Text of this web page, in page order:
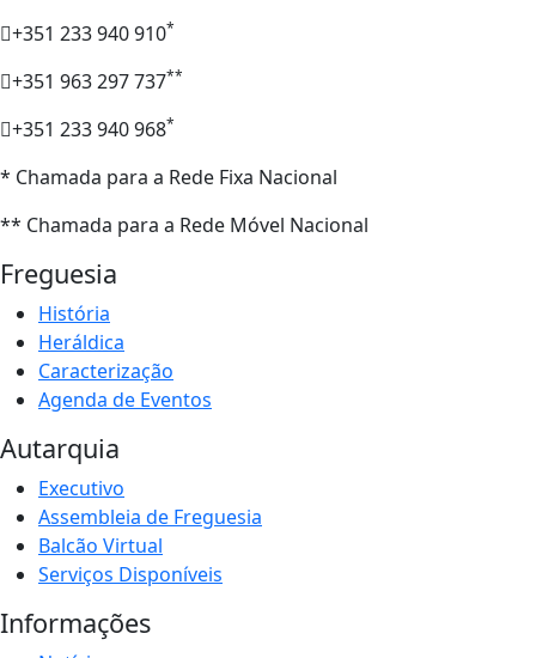
+351 233 940 910*
+351 963 297 737**
+351 233 940 968*
* Chamada para a Rede Fixa Nacional
** Chamada para a Rede Móvel Nacional
Freguesia
História
Heráldica
Caracterização
Agenda de Eventos
Autarquia
Executivo
Assembleia de Freguesia
Balcão Virtual
Serviços Disponíveis
Informações